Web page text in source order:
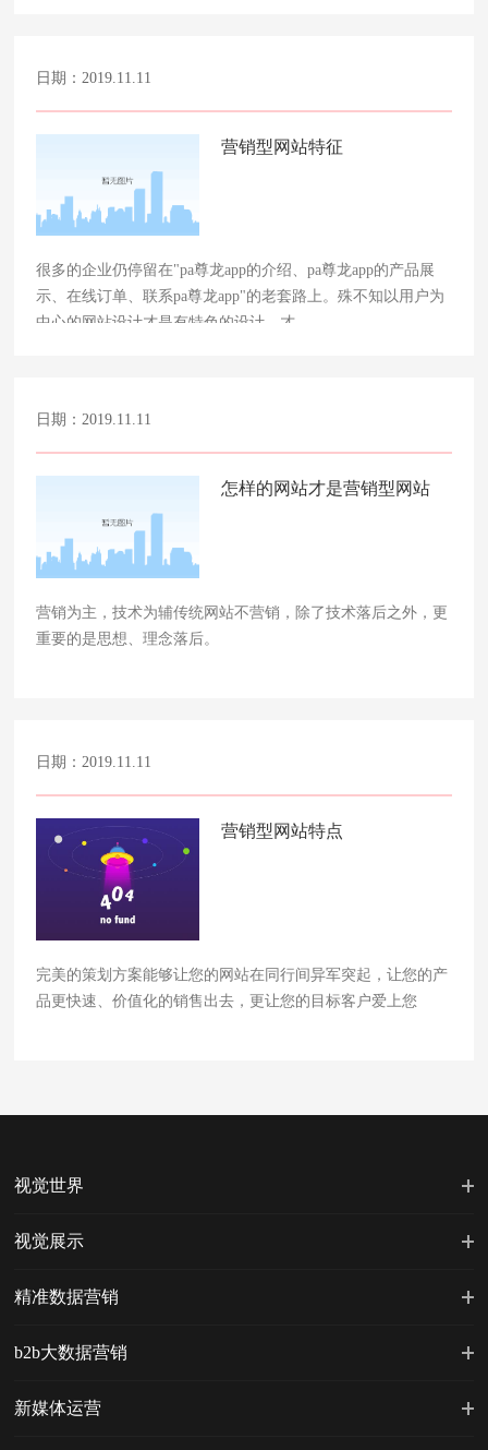
日期：2019.11.11
营销型网站特征
很多的企业仍停留在"pa尊龙app的介绍、pa尊龙app的产品展
示、在线订单、联系pa尊龙app"的老套路上。殊不知以用户为
中心的网站设计才是有特色的设计，才……
日期：2019.11.11
怎样的网站才是营销型网站
营销为主，技术为辅传统网站不营销，除了技术落后之外，更
重要的是思想、理念落后。
日期：2019.11.11
营销型网站特点
完美的策划方案能够让您的网站在同行间异军突起，让您的产
品更快速、价值化的销售出去，更让您的目标客户爱上您
视觉世界
视觉展示
精准数据营销
b2b大数据营销
新媒体运营